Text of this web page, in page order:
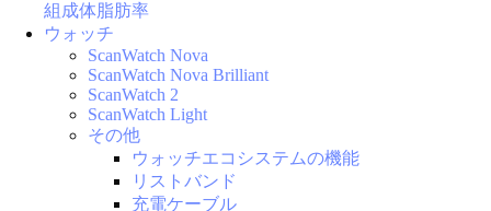
組成体脂肪率
ウォッチ
ScanWatch Nova
ScanWatch Nova Brilliant
ScanWatch 2
ScanWatch Light
その他
ウォッチエコシステムの機能
リストバンド
充電ケーブル